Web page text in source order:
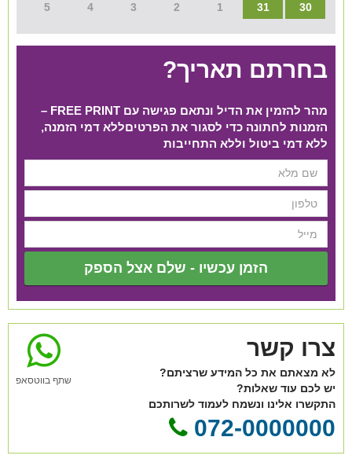
30
31
1
2
3
4
5
בחרתם תאריך?
מהר להזמין את הדיל ונתאם פגישה עם FREE PRINT –
הזמנות לחתונה כדי לסגור את הפרטים​ ללא דמי הזמנה,
ללא דמי ביטול וללא התחייבות
הזמן עכשיו - שלם אצל הספק
שתף בווטסאפ
צרו קשר
לא מצאתם את כל המידע שרציתם?
יש לכם עוד שאלות?
התקשרו אלינו ונשמח לעמוד לשרותכם
072-0000000